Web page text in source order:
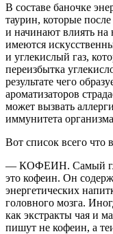
В составе баночке
таурин, которые
и начинают влиять на
имеются
и углекислый газ,
переизбытка
результате чего
ароматизаторов
может вызвать
иммунитета
Вот список всего что
— КОФЕИН. Самый
это кофеин. Он
энергетических
головного мозга.
как экстракты чая и
пишут не кофеин, а